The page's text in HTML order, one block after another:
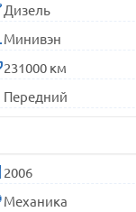
Дизель
Минивэн
231000 км
Передний
2006
Механика